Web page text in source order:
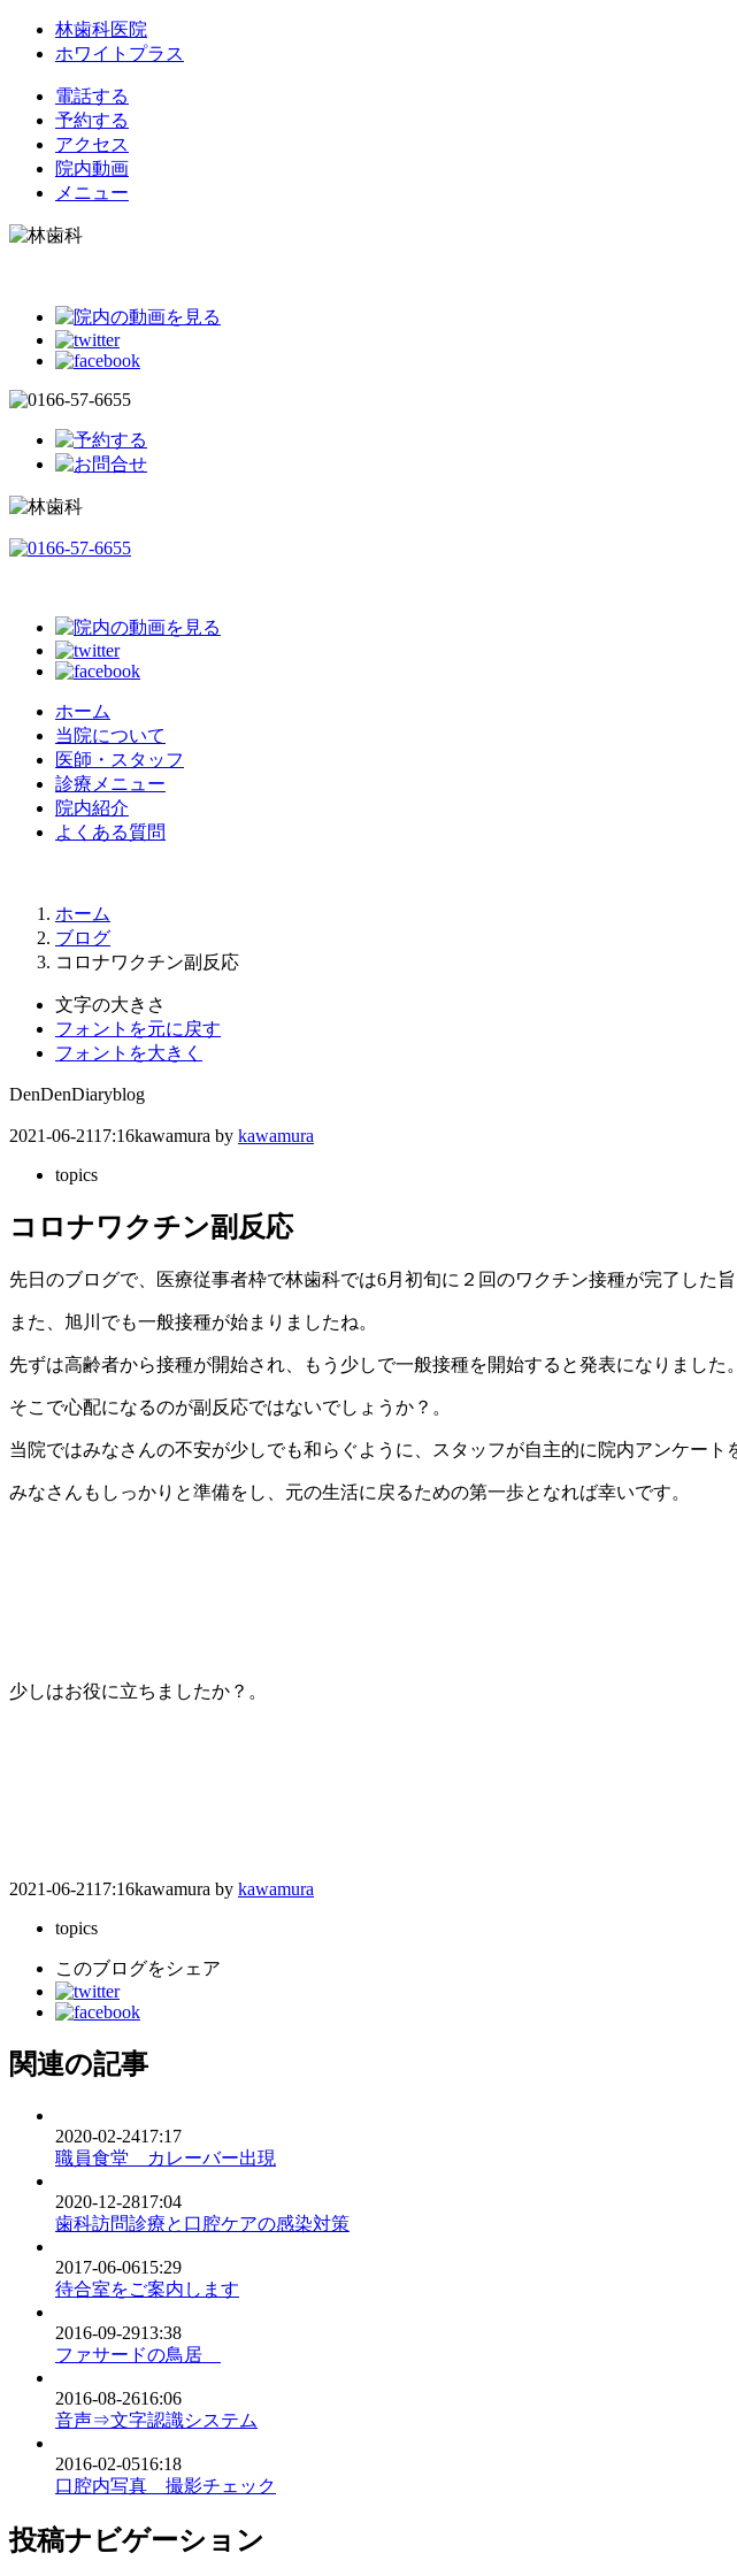
林歯科医院
ホワイトプラス
電話する
予約する
アクセス
院内動画
メニュー
ホーム
当院について
医師・スタッフ
診療メニュー
院内紹介
よくある質問
ホーム
ブログ
コロナワクチン副反応
文字の大きさ
フォントを元に戻す
フォントを大きく
DenDenDiaryblog
2021-06-2117:16kawamura by kawamura
topics
コロナワクチン副反応
先日のブログで、医療従事者枠で林歯科では6月初旬に２回のワクチン接種が完了した旨
また、旭川でも一般接種が始まりましたね。
先ずは高齢者から接種が開始され、もう少しで一般接種を開始すると発表になりました。
そこで心配になるのが副反応ではないでしょうか？。
当院ではみなさんの不安が少しでも和らぐように、スタッフが自主的に院内アンケー
みなさんもしっかりと準備をし、元の生活に戻るための第一歩となれば幸いです。
少しはお役に立ちましたか？。
2021-06-2117:16kawamura by kawamura
topics
このブログをシェア
関連の記事
2020-02-2417:17
職員食堂 カレーバー出現
2020-12-2817:04
歯科訪問診療と口腔ケアの感染対策
2017-06-0615:29
待合室をご案内します
2016-09-2913:38
ファサードの鳥居
2016-08-2616:06
音声⇒文字認識システム
2016-02-0516:18
口腔内写真 撮影チェック
投稿ナビゲーション